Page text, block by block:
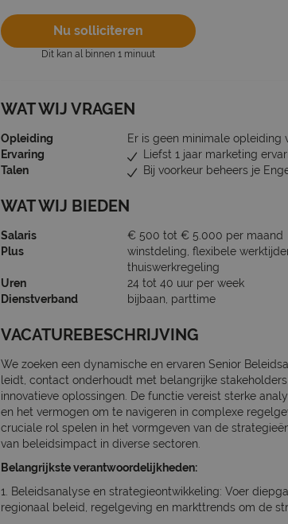
Nu solliciteren
Dit kan al binnen 1 minuut
WAT WIJ VRAGEN
Opleiding
Er is geen minimale opleiding
Ervaring
Liefst 1 jaar marketing
Talen
Bij voorkeur beheers je
WAT WIJ BIEDEN
Salaris
€ 500 tot € 5.000 per maand
Plus
winstdeling, flexibele
thuiswerkregeling
Uren
24 tot 40 uur per week
Dienstverband
bijbaan, parttime
VACATUREBESCHRIJVING
We zoeken een dynamische en ervaren Senior
leidt, contact onderhoudt met belangrijke
innovatieve oplossingen. De functie vereist sterke
en het vermogen om te navigeren in complexe
cruciale rol spelen in het vormgeven van de
van beleidsimpact in diverse sectoren.
Belangrijkste verantwoordelijkheden:
1. Beleidsanalyse en strategieontwikkeling: Voer
regionaal beleid, regelgeving en markttrends om de